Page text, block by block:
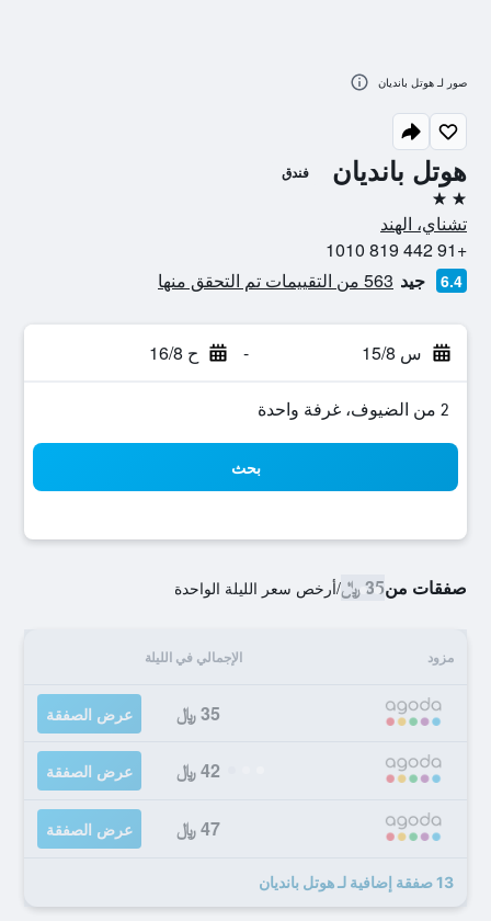
هوتل بانديان فندق
2 نجمتين
تشناي، الهند
+91 442 819 1010
6.4 جيد 563 من التقييمات تم التحقق منها
س 15/8 - ح 16/8
2 من الضيوف، غرفة واحدة
بحث
صفقات من35 ﷼ /أرخص سعر الليلة الواحدة
مزود الإجمالي في الليلة
35 ﷼ عرض الصفقة
42 ﷼ عرض الصفقة
47 ﷼ عرض الصفقة
13 صفقة إضافية لـ هوتل بانديان
صور لـ هوتل بانديان